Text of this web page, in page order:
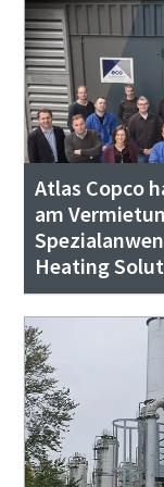
Atlas Copco
am
Heating